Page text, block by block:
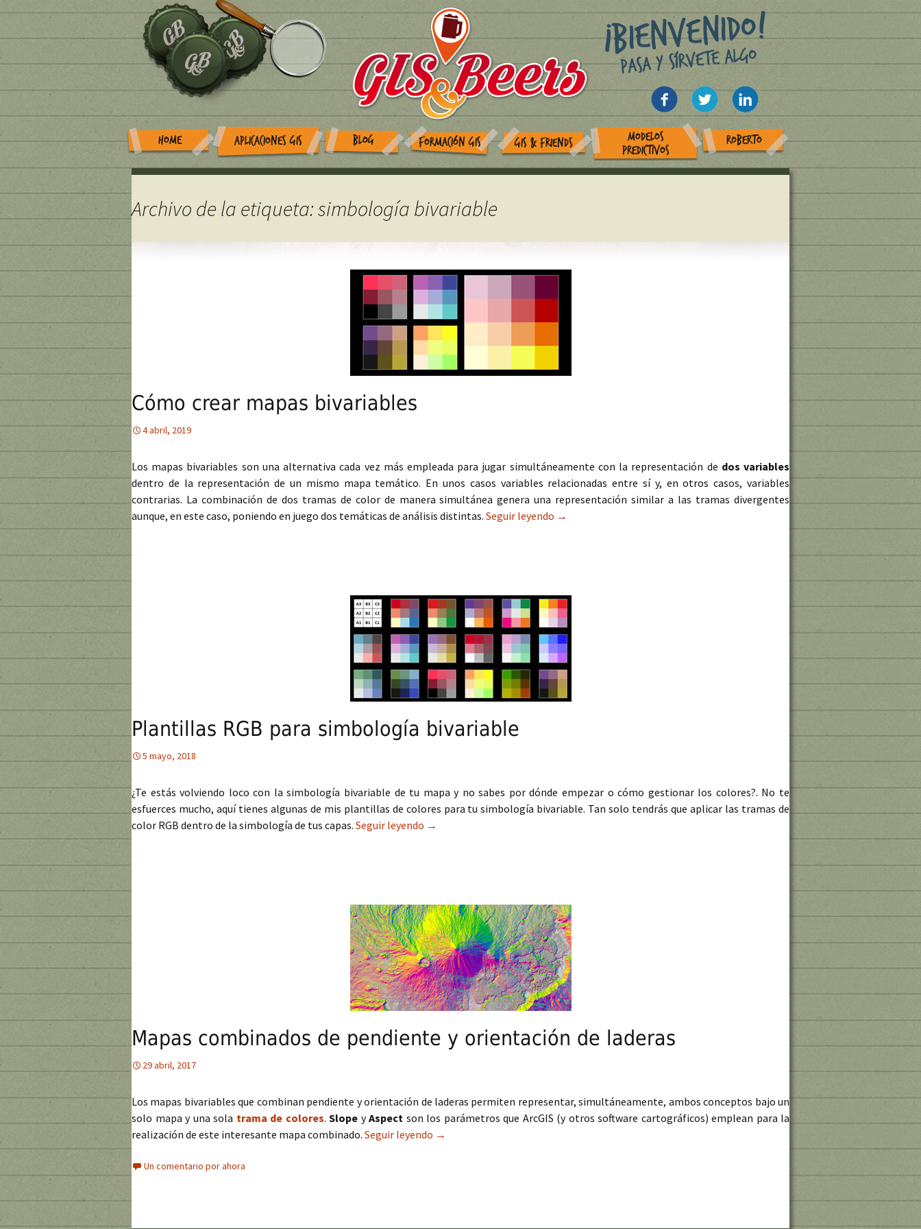
HOME APLICACIONES GIS BLOG FORMACIÓN GIS GIS & FRIENDS
MODELOS
PREDICTIVOS
ROBERTO
Archivo de la etiqueta: simbología bivariable
Cómo crear mapas bivariables
4 abril, 2019
Los mapas bivariables son una alternativa cada vez más empleada para jugar simultáneamente con la representación de dos variables
dentro de la representación de un mismo mapa temático. En unos casos variables relacionadas entre sí y, en otros casos, variables
contrarias. La combinación de dos tramas de color de manera simultánea genera una representación similar a las tramas divergentes
aunque, en este caso, poniendo en juego dos temáticas de análisis distintas. Seguir leyendo Cómo crear mapas bivariables
→
Plantillas RGB para simbología bivariable
5 mayo, 2018
¿Te estás volviendo loco con la simbología bivariable de tu mapa y no sabes por dónde empezar o cómo gestionar los colores?. No te
esfuerces mucho, aquí tienes algunas de mis plantillas de colores para tu simbología bivariable. Tan solo tendrás que aplicar las tramas de
color RGB dentro de la simbología de tus capas. Seguir leyendo Plantillas RGB para simbología bivariable
→
Mapas combinados de pendiente y orientación de laderas
29 abril, 2017
Los mapas bivariables que combinan pendiente y orientación de laderas permiten representar, simultáneamente, ambos conceptos bajo un
solo mapa y una sola trama de colores. Slope yAspect son los parámetros que ArcGIS (y otros software cartográficos) emplean para la
realización de este interesante mapa combinado. Seguir leyendo Mapas combinados de pendiente y orientación de laderas
→
Un comentario por ahora